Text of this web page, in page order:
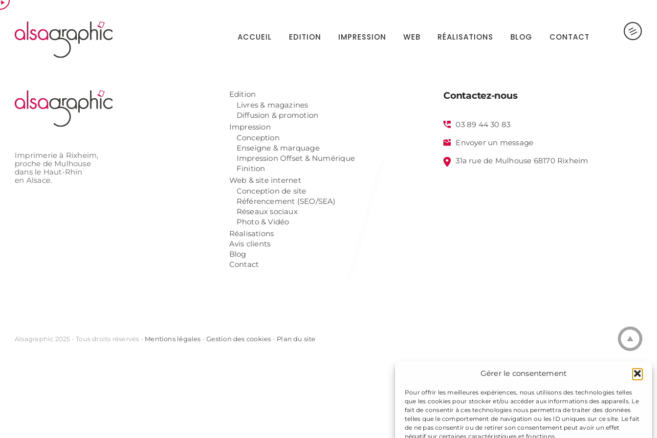
Gérer le consentement
Pour offrir les meilleures expériences, nous utilisons des technologies telles
que les cookies pour stocker et/ou accéder aux informations des appareils. Le
fait de consentir à ces technologies nous permettra de traiter des données
telles que le comportement de navigation ou les ID uniques sur ce site. Le fait
de ne pas consentir ou de retirer son consentement peut avoir un effet
négatif sur certaines caractéristiques et fonctions.
Passer
au
contenu
ACCUEIL EDITION IMPRESSION WEB RÉALISATIONS BLOG CONTACT
Imprimerie à Rixheim,
proche de Mulhouse
dans le Haut-Rhin
en Alsace.
Edition
Livres & magazines
Diffusion & promotion
Impression
Conception
Enseigne & marquage
Impression Offset & Numérique
Finition
Web & site internet
Conception de site
Référencement (SEO/SEA)
Réseaux sociaux
Photo & Vidéo
Réalisations
Avis clients
Blog
Contact
Contactez-nous
03 89 44 30 83
Envoyer un message
31a rue de Mulhouse 68170 Rixheim
Alsagraphic 2025 - Tous droits réservés - Mentions légales -Gestion des cookies - Plan du site